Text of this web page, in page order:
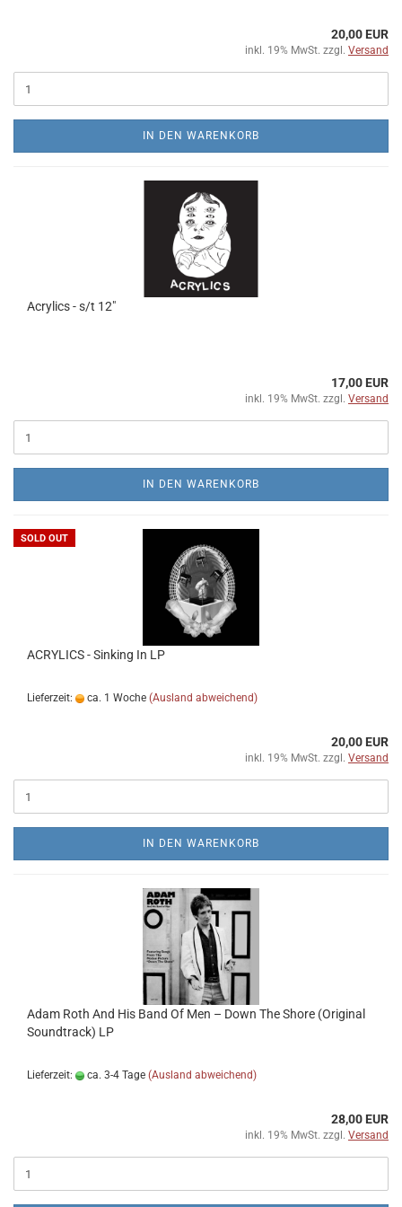
20,00 EUR
inkl. 19% MwSt. zzgl. Versand
IN DEN WARENKORB
Acrylics - s/t 12"
17,00 EUR
inkl. 19% MwSt. zzgl. Versand
IN DEN WARENKORB
SOLD OUT
ACRYLICS - Sinking In LP
Lieferzeit: ca. 1 Woche (Ausland abweichend)
20,00 EUR
inkl. 19% MwSt. zzgl. Versand
IN DEN WARENKORB
Adam Roth And His Band Of Men – Down The Shore (Original
Soundtrack) LP
Lieferzeit: ca. 3-4 Tage (Ausland abweichend)
28,00 EUR
inkl. 19% MwSt. zzgl. Versand